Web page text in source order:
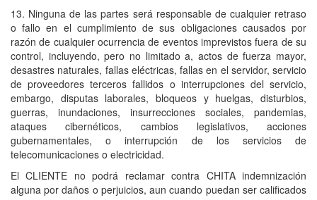
13. Ninguna de las partes será responsable de cualquier retraso
o fallo en el cumplimiento de sus obligaciones causados por
razón de cualquier ocurrencia de eventos imprevistos fuera de su
control, incluyendo, pero no limitado a, actos de fuerza mayor,
desastres naturales, fallas eléctricas, fallas en el servidor, servicio
de proveedores terceros fallidos o interrupciones del servicio,
embargo, disputas laborales, bloqueos y huelgas, disturbios,
guerras, inundaciones, insurrecciones sociales, pandemias,
ataques cibernéticos, cambios legislativos, acciones
gubernamentales, o interrupción de los servicios de
telecomunicaciones o electricidad.
El CLIENTE no podrá reclamar contra CHITA indemnización
alguna por daños o perjuicios, aun cuando puedan ser calificados